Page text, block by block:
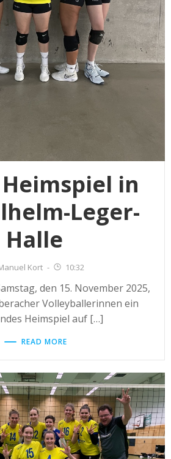
in
Leger-
Halle
Kort - 10:32
den 15. November 2025,
Volleyballerinnen ein
Heimspiel auf […]
READ MORE